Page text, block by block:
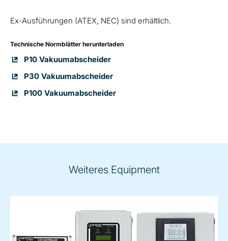
Ex-Ausführungen (ATEX, NEC) sind erhältlich.
Technische Normblätter herunterladen
P10 Vakuumabscheider
P30 Vakuumabscheider
P100 Vakuumabscheider
Weiteres Equipment